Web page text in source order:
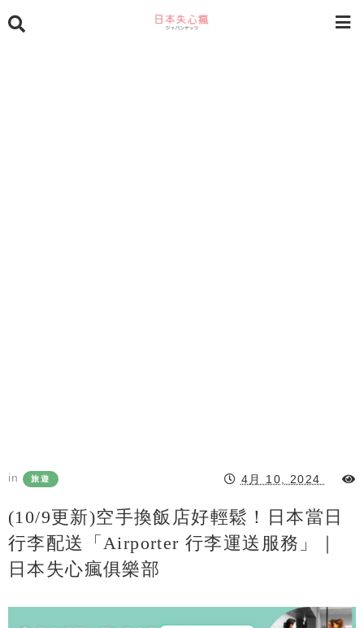
in 旅遊 4月 10, 2024
(10/9更新)空手換飯店好輕鬆！日本當日
行李配送「airporter 行李運送服務」｜
日本失心瘋俱樂部